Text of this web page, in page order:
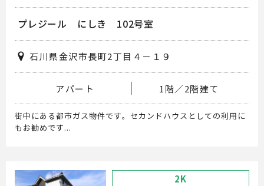
プレジール にしき 102号室
石川県金沢市長町2丁目４－１９
アパート 1階／2階建て
街中にある都市ガス物件です。セカンドハウスとしての利用に
もお勧めです...
2K